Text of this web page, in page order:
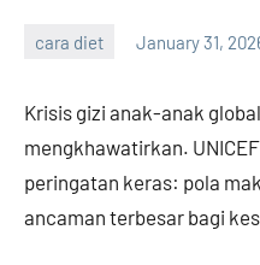
cara diet January 31,
Krisis gizi anak-anak
mengkhawatirkan.
peringatan keras: pola
ancaman terbesar bagi